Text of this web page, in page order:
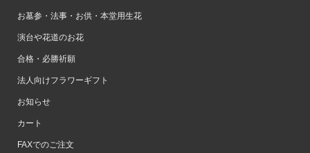
お墓参・法事・お供・本堂用生花
演台や花道のお花
合格・必勝祈願
法人向けフラワーギフト
お知らせ
カート
FAXでのご注文